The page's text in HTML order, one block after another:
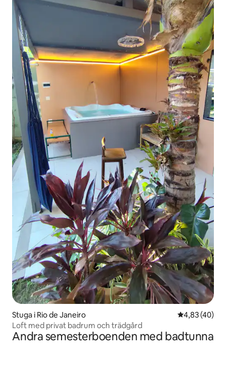
Stuga i Rio de Janeiro 4,83 av 5 i
4,83 (40)
Loft med privat badrum och trädgård
Andra semesterboenden med badtunna